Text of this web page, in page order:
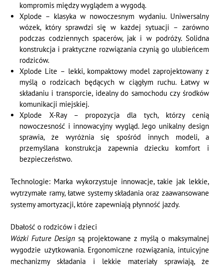
kompromis między wyglądem a wygodą.
Xplode – klasyka w nowoczesnym wydaniu. Uniwersalny
wózek, który sprawdzi się w każdej sytuacji – zarówno
podczas codziennych spacerów, jak i w podróży. Solidna
konstrukcja i praktyczne rozwiązania czynią go ulubieńcem
rodziców.
Xplode Lite – lekki, kompaktowy model zaprojektowany z
myślą o rodzicach będących w ciągłym ruchu. Łatwy w
składaniu i transporcie, idealny do samochodu czy środków
komunikacji miejskiej.
Xplode X-Ray – propozycja dla tych, którzy cenią
nowoczesność i innowacyjny wygląd. Jego unikalny design
sprawia, że wyróżnia się spośród innych modeli, a
przemyślana konstrukcja zapewnia dziecku komfort i
bezpieczeństwo.
Technologie: Marka wykorzystuje innowacje, takie jak lekkie,
wytrzymałe ramy, łatwe systemy składania oraz zaawansowane
systemy amortyzacji, które zapewniają płynność jazdy.
Dbałość o rodziców i dzieci
Wózki Future Design są projektowane z myślą o maksymalnej
wygodzie użytkowania. Ergonomiczne rozwiązania, intuicyjne
mechanizmy składania i lekkie materiały sprawiają, że